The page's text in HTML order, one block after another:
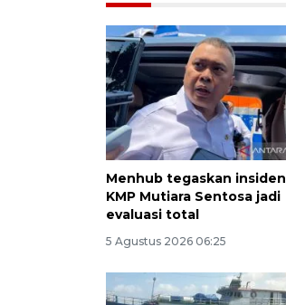
Menhub tegaskan insiden
KMP Mutiara Sentosa jadi
evaluasi total
5 Agustus 2026 06:25